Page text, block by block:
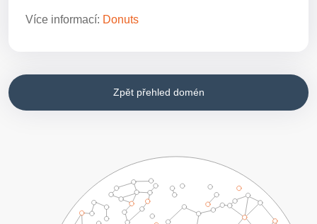
Více informací: Donuts
Zpět přehled domén